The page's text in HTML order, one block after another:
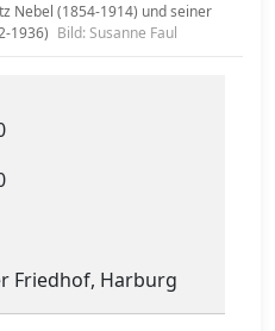
Nebel (1854-1914) und seiner
1936) Bild: Susanne Faul
Friedhof, Harburg